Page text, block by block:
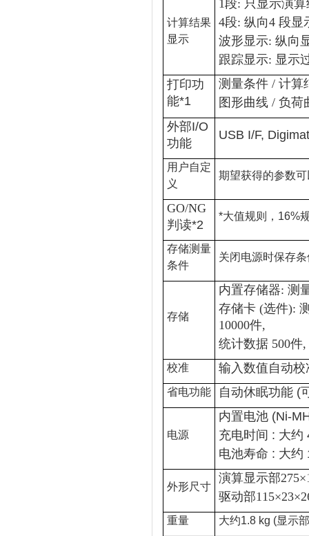
计算结果
显示
1段: 只显示演
4段: 纵向4 段显
波形显示: 纵向
跟踪显示: 显示
打印功
能*1
测量条件 / 计算
图形曲线 / 负
外部I/O
功能
USB I/F,
用户自定
义
期望获得的参数
GO/NG
判读*2
*大值规则，16%
存储测量
条件
关闭电源时保存条
存储
内置存储器: 测
存储卡 (选件):
10000件,
统计数据 500件
校准 输入数值自动
省电功能 自动休眠功能 (
电源
内置电池 (Ni-
充电时间 : 大约
电池寿命 : 大约
外形尺寸
演算显示部
驱动部
重量 大约1.8 kg (显示